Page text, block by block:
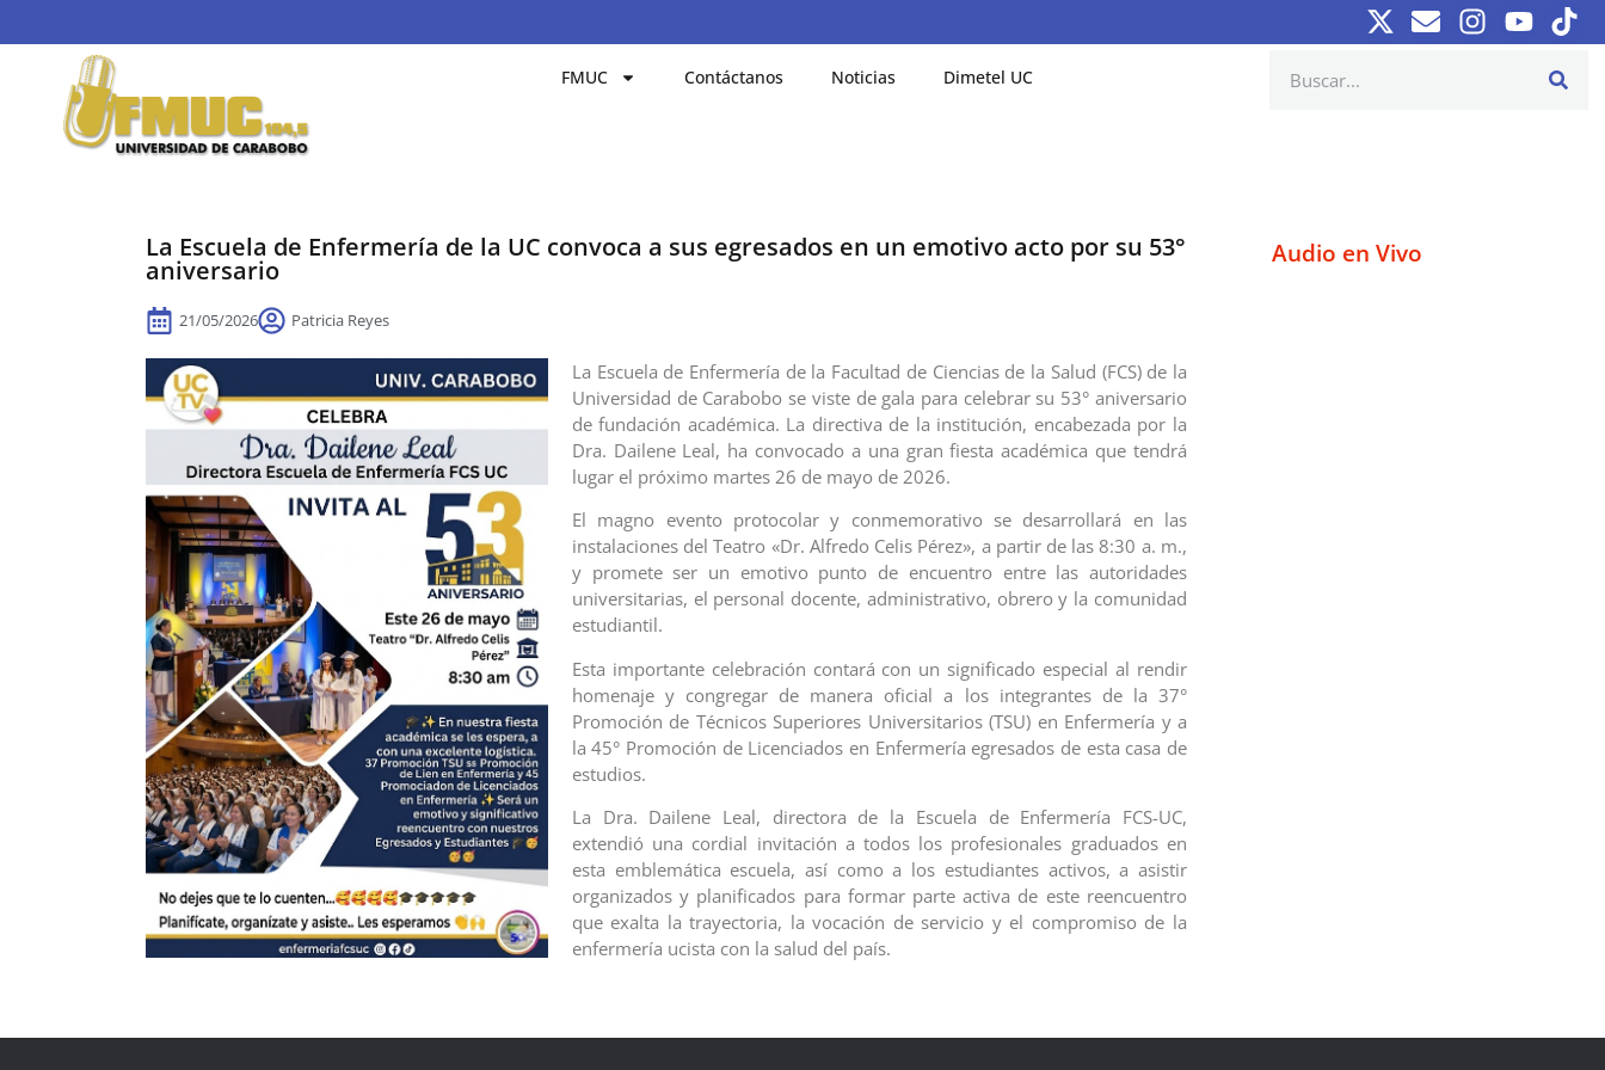
FMUC Contáctanos Noticias Dimetel UC
La Escuela de Enfermería de la UC convoca a sus egresados en un emotivo acto por su 53°
aniversario
21/05/2026 Patricia Reyes
La Escuela de Enfermería de la Facultad de Ciencias de la Salud (FCS) de la
Universidad de Carabobo se viste de gala para celebrar su 53° aniversario
de fundación académica. La directiva de la institución, encabezada por la
Dra. Dailene Leal, ha convocado a una gran fiesta académica que tendrá
lugar el próximo martes 26 de mayo de 2026.
El magno evento protocolar y conmemorativo se desarrollará en las
instalaciones del Teatro «Dr. Alfredo Celis Pérez», a partir de las 8:30 a. m.,
y promete ser un emotivo punto de encuentro entre las autoridades
universitarias, el personal docente, administrativo, obrero y la comunidad
estudiantil.
Esta importante celebración contará con un significado especial al rendir
homenaje y congregar de manera oficial a los integrantes de la 37°
Promoción de Técnicos Superiores Universitarios (TSU) en Enfermería y a
la 45° Promoción de Licenciados en Enfermería egresados de esta casa de
estudios.
La Dra. Dailene Leal, directora de la Escuela de Enfermería FCS-UC,
extendió una cordial invitación a todos los profesionales graduados en
esta emblemática escuela, así como a los estudiantes activos, a asistir
organizados y planificados para formar parte activa de este reencuentro
que exalta la trayectoria, la vocación de servicio y el compromiso de la
enfermería ucista con la salud del país.
Audio en Vivo